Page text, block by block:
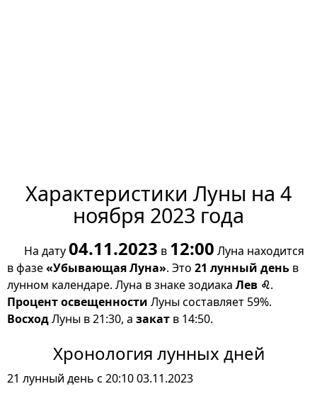
Характеристики Луны на 4
ноября 2023 года
На дату04.11.2023 в 12:00 Луна находится
в фазе«Убывающая Луна». Это 21 лунный день в
лунном календаре. Луна в знаке зодиака Лев ♌.
Процент освещенности Луны составляет 59%.
ВосходЛуны в 21:30, а закат в 14:50.
Хронология лунных дней
21 лунный день с 20:10 03.11.2023